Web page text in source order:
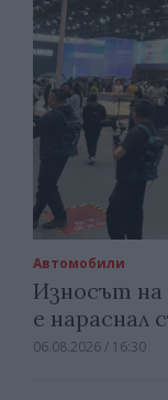
Автомобили
Износът
е нараснал
06.08.2026 / 16:30